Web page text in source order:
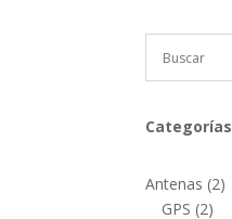
Categorías
Antenas 22
GPS 22